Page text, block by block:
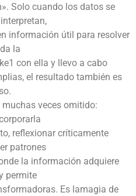
Solo cuando los datos se
información útil para resolver
la
con ella y llevo a cabo
el resultado también es
veces omitido:
reflexionar críticamente
patrones
la información adquiere
permite
Es lamagia de